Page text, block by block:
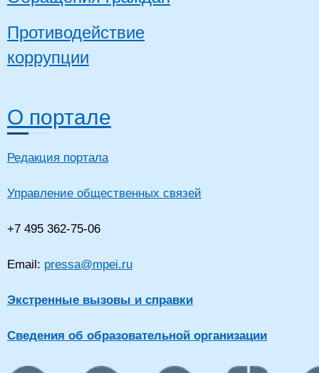
Противодействие
коррупции
О портале
Редакция портала
Управление общественных связей
+7 495 362-75-06
Email: pressa@mpei.ru
Экстренные вызовы и справки
Сведения об образовательной организации